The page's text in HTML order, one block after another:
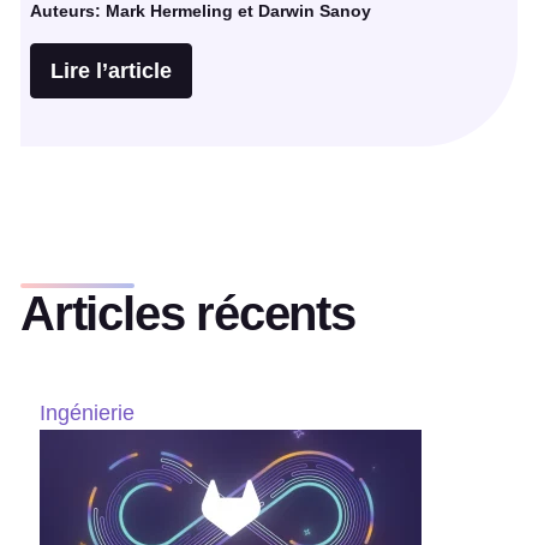
Auteurs: Mark Hermeling et Darwin Sanoy
Lire l’article
Articles récents
Ingénierie